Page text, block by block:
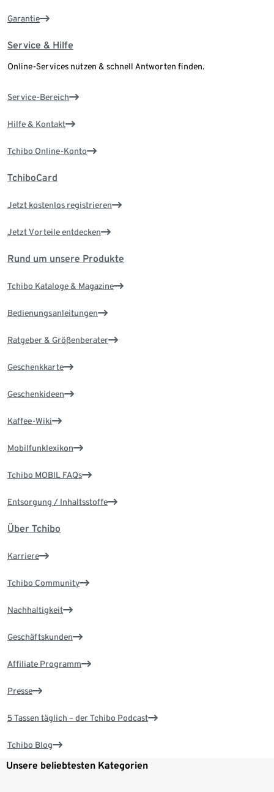
Garantie
Service & Hilfe
Online-Services nutzen & schnell Antworten finden.
Service-Bereich
Hilfe & Kontakt
Tchibo Online-Konto
TchiboCard
Jetzt kostenlos registrieren
Jetzt Vorteile entdecken
Rund um unsere Produkte
Tchibo Kataloge & Magazine
Bedienungsanleitungen
Ratgeber & Größenberater
Geschenkkarte
Geschenkideen
Kaffee-Wiki
Mobilfunklexikon
Tchibo MOBIL FAQs
Entsorgung / Inhaltsstoffe
Über Tchibo
Karriere
Tchibo Community
Nachhaltigkeit
Geschäftskunden
Affiliate Programm
Presse
5 Tassen täglich – der Tchibo Podcast
Tchibo Blog
Unsere beliebtesten Kategorien